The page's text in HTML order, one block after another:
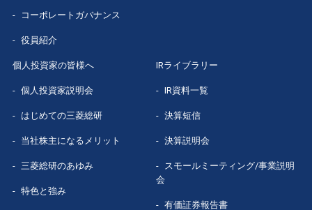
コーポレートガバナンス
役員紹介
個人投資家の皆様へ
個人投資家説明会
はじめての三菱総研
当社株主になる メリット
三菱総研のあゆみ
特色と強み
IRライブラリー
IR資料一覧
決算短信
決算説明会
スモールミーティング/事業説明
会
有価証券報告書